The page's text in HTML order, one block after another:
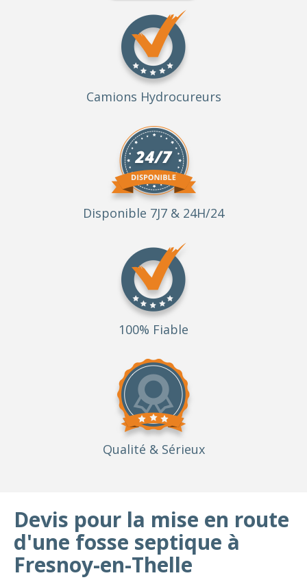
Camions Hydrocureurs
Disponible 7J7 & 24H/24
100% Fiable
Qualité & Sérieux
Devis pour la mise en route
d'une fosse septique à
Fresnoy-en-Thelle